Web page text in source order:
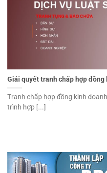
Giải quyết tranh chấp hợp đồng
Tranh chấp hợp đồng kinh
trình hợp [...]